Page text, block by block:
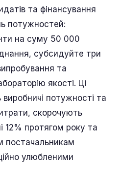
та фінансування
потужностей:
на суму 50 000
субсидуйте три
та
якості. Ці
виробничі потужності та
скорочують
12% протягом року та
улюбленими